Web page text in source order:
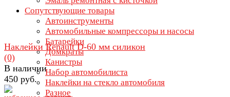
Сопутствующие товары
Автоинструменты
Автомобильные компрессоры и насосы
Батарейки
Домкраты
Канистры
Набор автомобилиста
Наклейки на стекло автомобиля
Разное
Наклейки Renault D-60 мм силикон
(0)
В наличии
450 руб.